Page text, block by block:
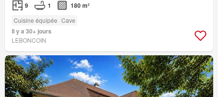
9 1 180 m²
Cuisine équipée Cave
Il y a 30+ jours
LEBONCOIN